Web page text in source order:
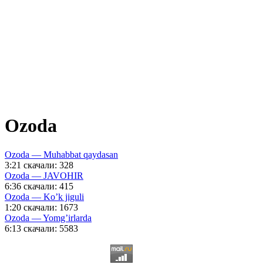
Ozoda
Ozoda — Muhabbat qaydasan
3:21 скачали: 328
Ozoda — JAVOHIR
6:36 скачали: 415
Ozoda — Ko’k jiguli
1:20 скачали: 1673
Ozoda — Yomg’irlarda
6:13 скачали: 5583